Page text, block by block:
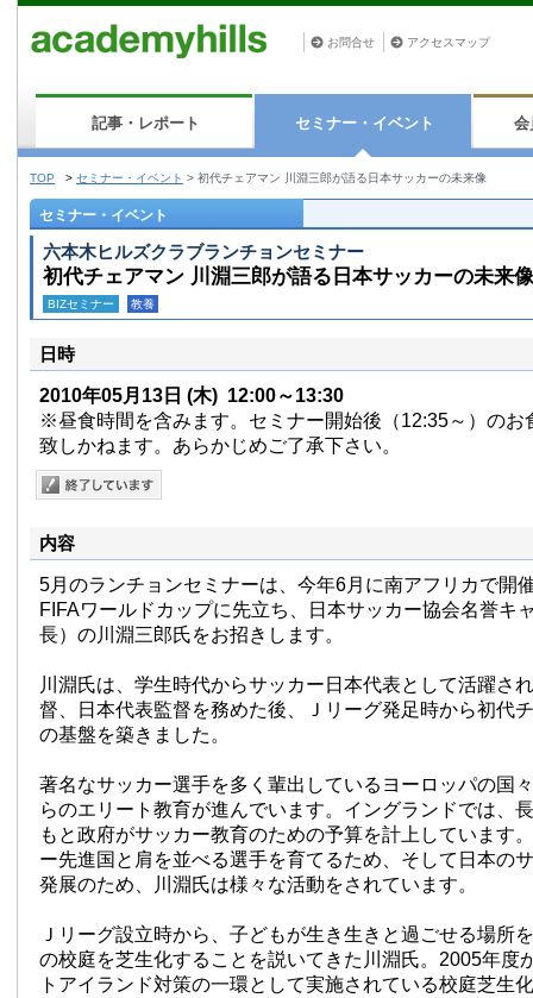
お問合せ アクセスマップ
記事・レポート セミナー・イベント 会
TOP > セミナー・イベント > 初代チェアマン 川淵三郎が語る日本サッカーの未来像
セミナー・イベント
六本木ヒルズクラブランチョンセミナー
初代チェアマン 川淵三郎が語る日本サッカーの未来像
BIZセミナー 教養
日時
2010年05月13日 (木) 12:00～13:30
※昼食時間を含みます。セミナー開始後（12:35～）のお
致しかねます。あらかじめご了承下さい。
内容
5月のランチョンセミナーは、今年6月に南アフリカで開
FIFAワールドカップに先立ち、日本サッカー協会名誉キ
長）の川淵三郎氏をお招きします。
川淵氏は、学生時代からサッカー日本代表として活躍さ
督、日本代表監督を務めた後、Ｊリーグ発足時から初代
の基盤を築きました。
著名なサッカー選手を多く輩出しているヨーロッパの国
らのエリート教育が進んでいます。イングランドでは、
もと政府がサッカー教育のための予算を計上しています
ー先進国と肩を並べる選手を育てるため、そして日本の
発展のため、川淵氏は様々な活動をされています。
Ｊリーグ設立時から、子どもが生き生きと過ごせる場所
の校庭を芝生化することを説いてきた川淵氏。2005年度
トアイランド対策の一環として実施されている校庭芝生